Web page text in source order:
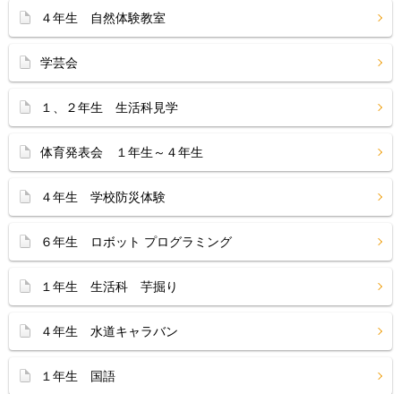
４年生 自然体験教室
学芸会
１、２年生 生活科見学
体育発表会 １年生～４年生
４年生 学校防災体験
６年生 ロボット プログラミング
１年生 生活科 芋掘り
４年生 水道キャラバン
１年生 国語